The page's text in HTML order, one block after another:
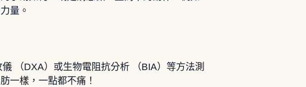
量。
（DXA）或生物電阻抗分析 （BIA）等方法測
一樣，一點都不痛！